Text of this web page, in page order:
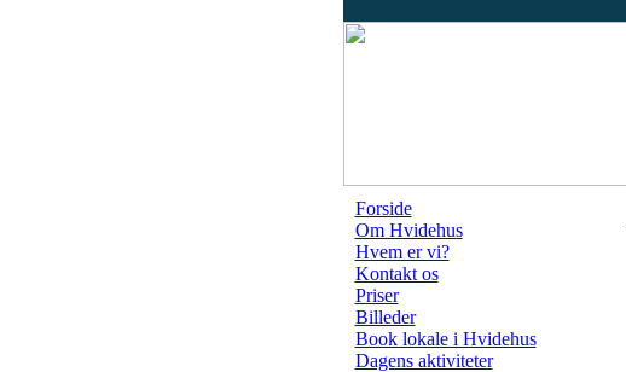
Forside
Om Hvidehus
Hvem er vi?
Kontakt os
Priser
Billeder
Book lokale i Hvidehus
Dagens aktiviteter